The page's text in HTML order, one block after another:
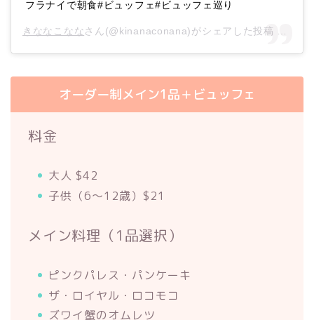
フラナイで朝食#ビュッフェ#ビュッフェ巡り
きななこななさん(@kinanaconana)がシェアした投稿 –
オーダー制メイン1品＋ビュッフェ
料金
大人 $42
子供（6〜12歳）$21
メイン料理（1品選択）
ピンクパレス・パンケーキ
ザ・ロイヤル・ロコモコ
ズワイ蟹のオムレツ